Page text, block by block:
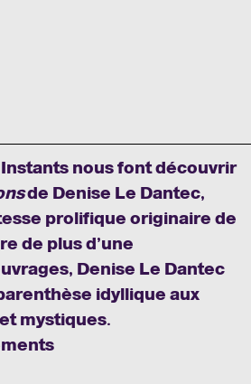
nous font découvrir
de Denise Le Dantec,
prolifique originaire de
de plus d’une
Denise Le Dantec
idyllique aux
mystiques.